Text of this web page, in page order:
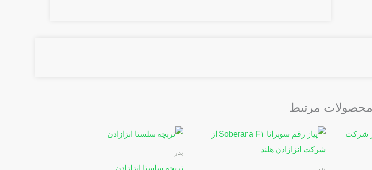
محصولات مرتبط
بذر
بذر
تربچه سلستا انزازادن